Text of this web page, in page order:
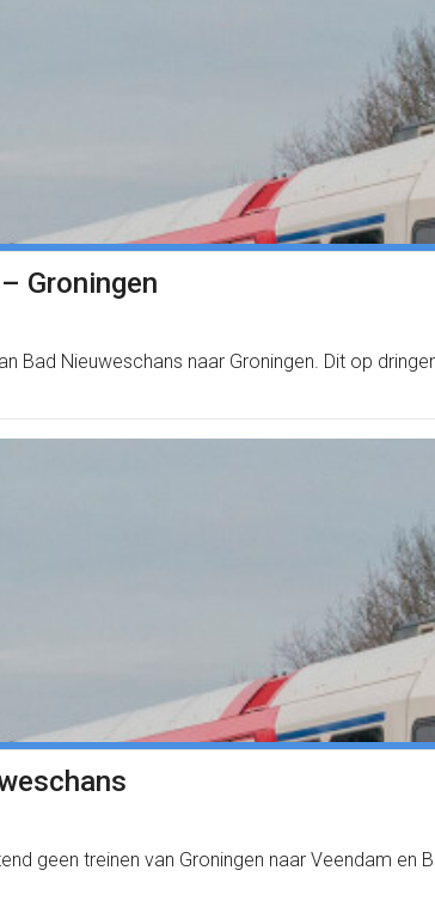
Groningen
Bad Nieuweschans naar Groningen. Dit op
geen treinen van Groningen naar Veendam en